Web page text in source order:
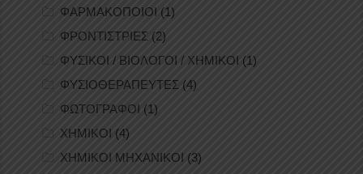
ΦΑΡΜΑΚΟΠΟΙΟΙ (1)
ΦΡΟΝΤΙΣΤΡΙΕΣ (2)
ΦΥΣΙΚΟΙ / ΒΙΟΛΟΓΟΙ / ΧΗΜΙΚΟΙ (1)
ΦΥΣΙΟΘΕΡΑΠΕΥΤΕΣ (4)
ΦΩΤΟΓΡΑΦΟΙ (1)
ΧΗΜΙΚΟΙ (4)
ΧΗΜΙΚΟΙ ΜΗΧΑΝΙΚΟΙ (3)